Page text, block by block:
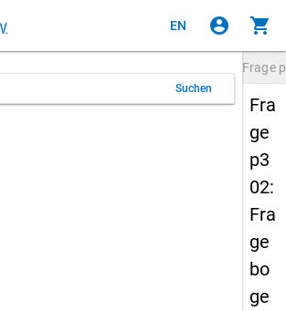
EN account_circle shopping_cart
Suchen
Frage
Fra
ge
p3
02:
Fra
ge
bo
ge